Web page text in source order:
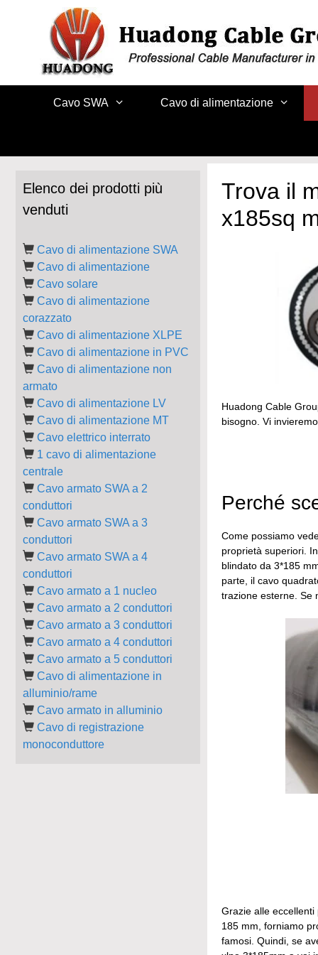
Cavo SWA Cavo di alimentazione
Trova il
x185sq
Huadong Cable
bisogno. Vi
Perché
Come possiamo
proprietà superiori.
blindato da 3*185
parte, il cavo
trazione esterne. Se
Grazie alle
185 mm, forniamo
famosi. Quindi, se
Elenco dei prodotti più
venduti
Cavo di alimentazione SWA
Cavo di alimentazione
Cavo solare
Cavo di alimentazione
corazzato
Cavo di alimentazione XLPE
Cavo di alimentazione in PVC
Cavo di alimentazione non
armato
Cavo di alimentazione LV
Cavo di alimentazione MT
Cavo elettrico interrato
1 cavo di alimentazione
centrale
Cavo armato SWA a 2
conduttori
Cavo armato SWA a 3
conduttori
Cavo armato SWA a 4
conduttori
Cavo armato a 1 nucleo
Cavo armato a 2 conduttori
Cavo armato a 3 conduttori
Cavo armato a 4 conduttori
Cavo armato a 5 conduttori
Cavo di alimentazione in
alluminio/rame
Cavo armato in alluminio
Cavo di registrazione
monoconduttore